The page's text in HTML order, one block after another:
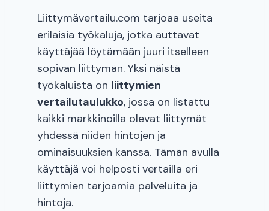
Liittymävertailu.com tarjoaa useita
erilaisia työkaluja, jotka auttavat
käyttäjää löytämään juuri itselleen
sopivan liittymän. Yksi näistä
työkaluista on liittymien
vertailutaulukko, jossa on listattu
kaikki markkinoilla olevat liittymät
yhdessä niiden hintojen ja
ominaisuuksien kanssa. Tämän avulla
käyttäjä voi helposti vertailla eri
liittymien tarjoamia palveluita ja
hintoja.